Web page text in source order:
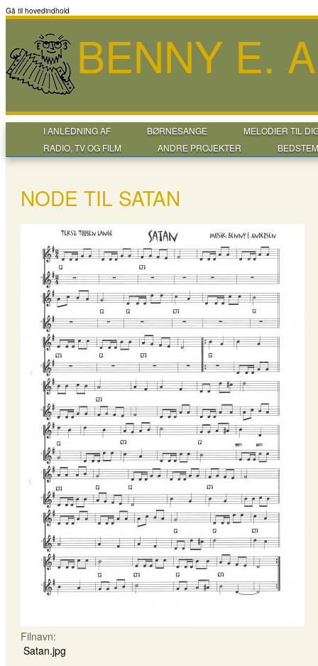
Gå til hovedindhold
BENNY E.
I ANLEDNING AF BØRNESANGE
MELODIER TIL
RADIO, TV OG FILM
ANDRE PROJEKTER
NODE TIL SATAN
Filnavn:
Satan.jpg